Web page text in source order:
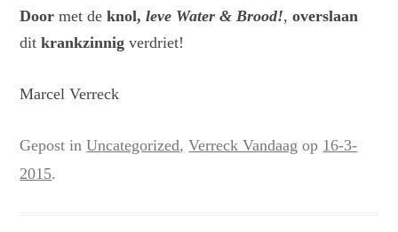
Doormet de knol,leve Water & Brood!,overslaan
ditkrankzinnig verdriet!
Marcel Verreck
Gepost inUncategorized,Verreck Vandaag op 16-3-
2015.